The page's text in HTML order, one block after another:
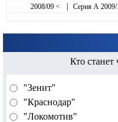
2008/09 < | Серия А 2009/
Кто
"Зенит"
"Краснодар"
"Локомотив"